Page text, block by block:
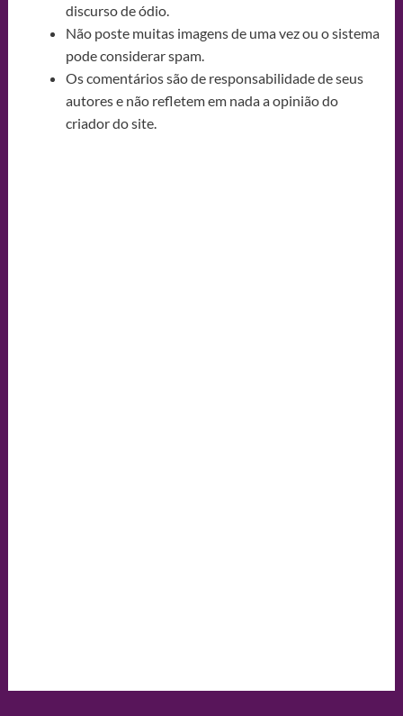
discurso de ódio.
Não poste muitas imagens de uma vez ou o sistema
pode considerar spam.
Os comentários são de responsabilidade de seus
autores e não refletem em nada a opinião do
criador do site.